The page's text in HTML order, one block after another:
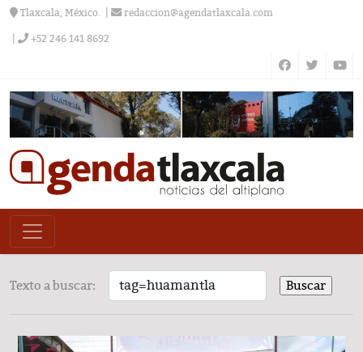
Tlaxcala, México. redaccion@agendatlaxcala.com
+52 246 141 8692
Texto a buscar: